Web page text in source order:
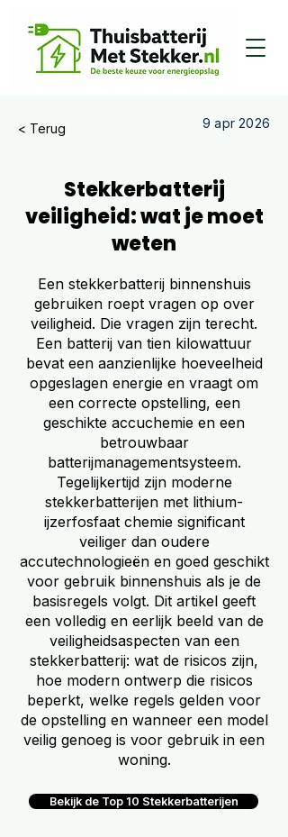
< Terug 9 apr 2026
Stekkerbatterij
veiligheid: wat je moet
weten
Een stekkerbatterij binnenshuis
gebruiken roept vragen op over
veiligheid. Die vragen zijn terecht.
Een batterij van tien kilowattuur
bevat een aanzienlijke hoeveelheid
opgeslagen energie en vraagt om
een correcte opstelling, een
geschikte accuchemie en een
betrouwbaar
batterijmanagementsysteem.
Tegelijkertijd zijn moderne
stekkerbatterijen met lithium-
ijzerfosfaat chemie significant
veiliger dan oudere
accutechnologieën en goed geschikt
voor gebruik binnenshuis als je de
basisregels volgt. Dit artikel geeft
een volledig en eerlijk beeld van de
veiligheidsaspecten van een
stekkerbatterij: wat de risicos zijn,
hoe modern ontwerp die risicos
beperkt, welke regels gelden voor
de opstelling en wanneer een model
veilig genoeg is voor gebruik in een
woning.
Bekijk de Top 10 Stekkerbatterijen